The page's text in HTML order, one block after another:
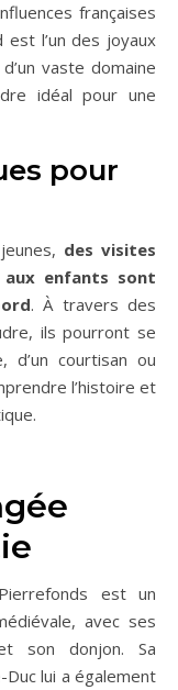
françaises
est l’un des joyaux
vaste domaine
idéal pour une
pour
des visites
aux enfants sont
. À travers des
ils pourront se
d’un courtisan ou
l’histoire et
est un
avec ses
son donjon. Sa
lui a également